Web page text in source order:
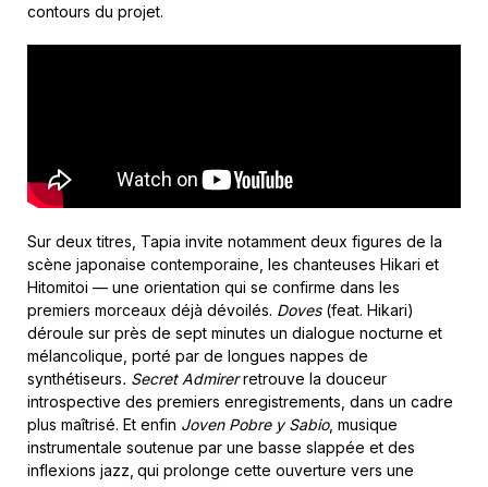
contours du projet.
Sur deux titres, Tapia invite notamment deux figures de la
scène japonaise contemporaine, les chanteuses Hikari et
Hitomitoi — une orientation qui se confirme dans les
premiers morceaux déjà dévoilés. Doves(feat. Hikari)
déroule sur près de sept minutes un dialogue nocturne et
mélancolique, porté par de longues nappes de
synthétiseurs. Secret Admirerretrouve la douceur
introspective des premiers enregistrements, dans un cadre
plus maîtrisé. Et enfin Joven Pobre y Sabio, musique
instrumentale soutenue par une basse slappée et des
inflexions jazz, qui prolonge cette ouverture vers une